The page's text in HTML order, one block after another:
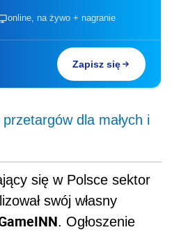
online, na żywo + nagranie
Zapisz się
dla małych i
się w Polsce sektor
swój własny
. Ogłoszenie